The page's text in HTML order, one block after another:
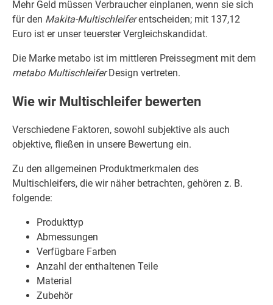
Mehr Geld müssen Verbraucher einplanen, wenn sie sich
für den Makita-Multischleiferentscheiden; mit 137,12
Euro ist er unser teuerster Vergleichskandidat.
Die Marke metabo ist im mittleren Preissegment mit dem
metabo MultischleiferDesign vertreten.
Wie wir Multischleifer bewerten
Verschiedene Faktoren, sowohl subjektive als auch
objektive, fließen in unsere Bewertung ein.
Zu den allgemeinen Produktmerkmalen des
Multischleifers, die wir näher betrachten, gehören z. B.
folgende:
Produkttyp
Abmessungen
Verfügbare Farben
Anzahl der enthaltenen Teile
Material
Zubehör